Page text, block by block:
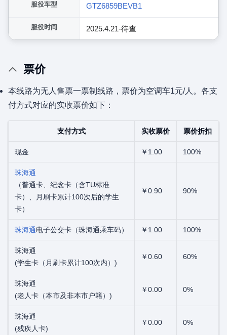
服役车型 GTZ6859BEVB1
服役时间 2025.4.21-待查
票价
本线路为无人售票一票制线路，票价为空调车1元/人。各支
付方式对应的实收票价如下：
支付方式 实收票价 票价折扣
现金 ￥1.00 100%
珠海通
（普通卡、纪念卡（含TU标准
卡）、月刷卡累计100次后的学生
卡）
￥0.90 90%
珠海通电子公交卡（珠海通乘车码） ￥1.00 100%
珠海通
(学生卡（月刷卡累计100次内）)
￥0.60 60%
珠海通
(老人卡（本市及非本市户籍）)
￥0.00 0%
珠海通
(残疾人卡)
￥0.00 0%